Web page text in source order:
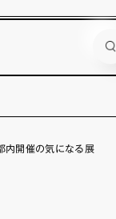
開催の気になる展